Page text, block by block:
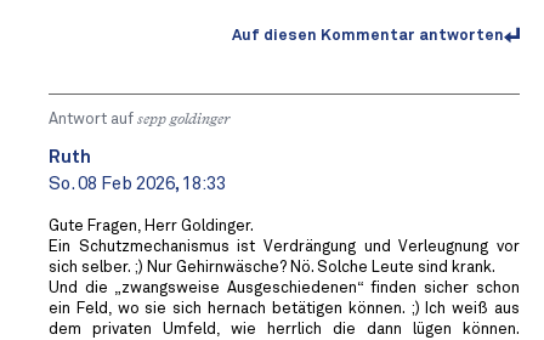
Auf diesen Kommentar antworten
Antwort auf sepp goldinger
Ruth
So. 08 Feb 2026, 18:33
Gute Fragen, Herr Goldinger.
Ein Schutzmechanismus ist Verdrängung und Verleugnung vor
sich selber. ;) Nur Gehirnwäsche? Nö. Solche Leute sind krank.
Und die „zwangsweise Ausgeschiedenen“ finden sicher schon
ein Feld, wo sie sich hernach betätigen können. ;) Ich weiß aus
dem privaten Umfeld, wie herrlich die dann lügen können.